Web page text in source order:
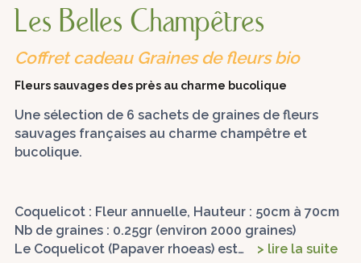
Les Belles Champêtres
Coffret cadeau Graines de fleurs bio
Fleurs sauvages des près au charme bucolique
Une sélection de 6 sachets de graines de fleurs
sauvages françaises au charme champêtre et
bucolique.
Coquelicot : Fleur annuelle, Hauteur : 50cm à 70cm
Nb de graines : 0.25gr (environ 2000 graines)
Le Coquelicot (Papaver rhoeas) est… > lire la suite